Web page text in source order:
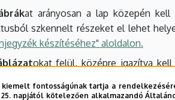
at arányosan a lap közepén
szkennelt részeket el lehet
készítéséhez" aloldalon.
okat felül, középre igazítva
táblázatokra a szövegben
kiemelt fontosságúnak tartja a
25. napjától kötelezően alkalmazandó